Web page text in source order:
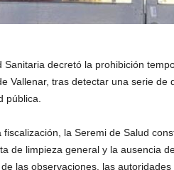
Sanitaria decretó la prohibición
Vallenar, tras detectar una serie
pública.
fiscalización, la Seremi de Salud
de limpieza general y la ausencia
las observaciones, las